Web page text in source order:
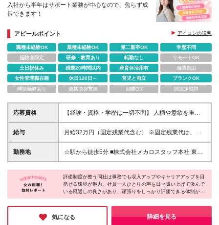
入社から半年はサポート業務が中心なので、焦らず成
長できます！
アピールポイント アイコンの説明
職種未経験OK 業種未経験OK 第二新卒OK
学歴不問
経験者限定
研修・教育あり 転勤なし
リモートOK
土日祝休み
残業20時間以内 産育休活用有
服装自由
女性管理職在籍
休日120日～ 育児と両立
ブランクOK
時短勤務あり
資格取得支援 副業OK 国認定取得
応募資格
【経験・資格・学歴は一切不問】 人柄や意欲を重視
した採用です！ 大切なのは「人の役に立ちたい」
「新しいことに挑戦したい」という前向きな気持ち。
を目指す方も歓迎します♪ ※第二新卒の方はもちろ
ん、社会人経験10年以上の方も歓迎 ＼こんな方はぜ
がいを感じる方 □人と関わる仕事が好きな方 □相手の
気持ちを考えて行動できる方 □未経験からスキルを磨
き、成長していきたい方
給与
月給32万円（固定残業代含む） ※固定残業代は、時
間外労働の有無に関わらず、月45時間分／112,500円
を支給 上記を超える時間外労働分は追加で支給 ※試
残業代は、時間外労働の有無に関わらず、月30時間分
／63,240円を支給 上記を超える時間外労働分は追加
で支給 ※試用期間中の昇給・試用期間の短縮制度有
勤務地
☆駅から徒歩5分 ■株式会社メカロスタッフ本社 東京
都千代田区平河町1-3-7のARISTO平河町2階 ◎新宿に
あるグループ会社でも同時募集中です (変更の範囲)上
記を除く当社関連勤務地
評価制度が整う同社は事務でも収入アップやキャリアアップを目
指せる環境が魅力。社員一人ひとりの声を日々吸い上げて汲んで
いる風通しの良さがあり、頑張りをしっかり評価できる体制が整
っているとのこと。納得のいく評価をしてもらえることが、働き
やすさにもつながっているのではないかと感じました！未経験か
らのチャレンジもOKなので、事務デビューしたい方や長く働き
たいという方にピッタリです。
気になる 詳細を見る